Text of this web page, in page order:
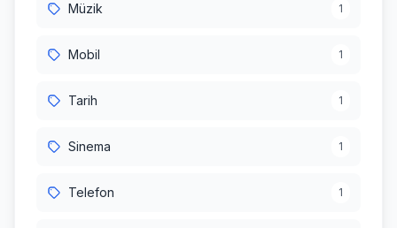
Müzik 1
Mobil 1
Tarih 1
Sinema 1
Telefon 1